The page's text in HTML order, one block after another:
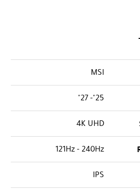
MSI
25"- 27"
4K UHD
121Hz - 240Hz
IPS